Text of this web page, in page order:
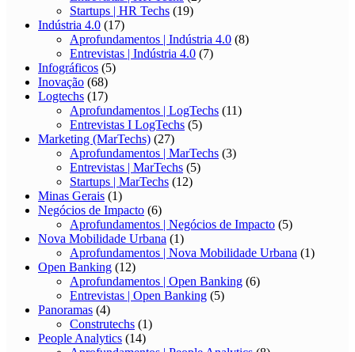
Startups | HR Techs (19)
Indústria 4.0 (17)
Aprofundamentos | Indústria 4.0 (8)
Entrevistas | Indústria 4.0 (7)
Infográficos (5)
Inovação (68)
Logtechs (17)
Aprofundamentos | LogTechs (11)
Entrevistas I LogTechs (5)
Marketing (MarTechs) (27)
Aprofundamentos | MarTechs (3)
Entrevistas | MarTechs (5)
Startups | MarTechs (12)
Minas Gerais (1)
Negócios de Impacto (6)
Aprofundamentos | Negócios de Impacto (5)
Nova Mobilidade Urbana (1)
Aprofundamentos | Nova Mobilidade Urbana (1)
Open Banking (12)
Aprofundamentos | Open Banking (6)
Entrevistas | Open Banking (5)
Panoramas (4)
Construtechs (1)
People Analytics (14)